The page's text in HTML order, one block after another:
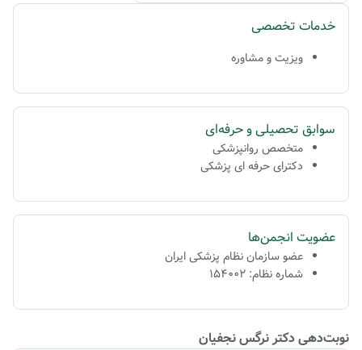
خدمات تخصصی
ویزیت و مشاوره
سوابق تحصیلی و حرفه‌ای
متخصص روانپزشکی
دکترای حرفه ای پزشکی
عضویت انجمن‌ها
عضو سازمان نظام پزشکی ایران
شماره نظام: 154002
نوبت‌دهی دکتر نرگس نجفیان